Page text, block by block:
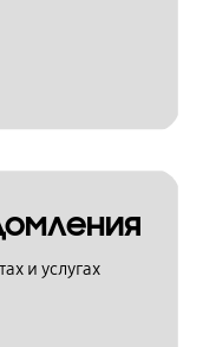
и услугах